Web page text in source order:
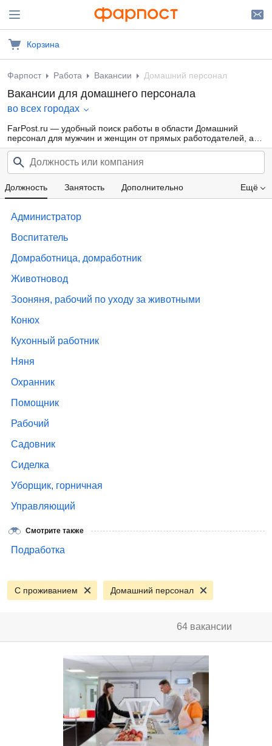
Корзина
Фарпост Работа Вакансии Домашний персонал
Вакансии для домашнего персонала
во всех городах
FarPost.ru — удобный поиск работы в области Домашний
персонал для мужчин и женщин от прямых работодателей, а
также от кадровых агентств. Свежие вакансии каждый день.
Ещё
Должность Занятость Дополнительно
Зарплата
Администратор
Воспитатель
Домработница, домработник
Животновод
Зооняня, рабочий по уходу за животными
Конюх
Кухонный работник
Няня
Охранник
Помощник
Рабочий
Садовник
Сиделка
Уборщик, горничная
Управляющий
Смотрите также
Подработка
С проживанием Домашний персонал
64 вакансии